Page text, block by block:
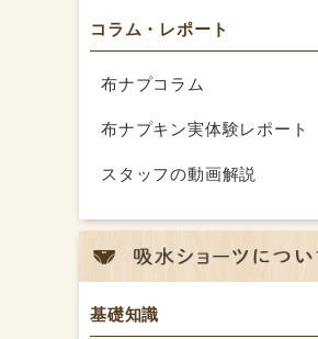
コラム・レポート
布ナプコラム
布ナプキン実体験レポート
スタッフの動画解説
基礎知識